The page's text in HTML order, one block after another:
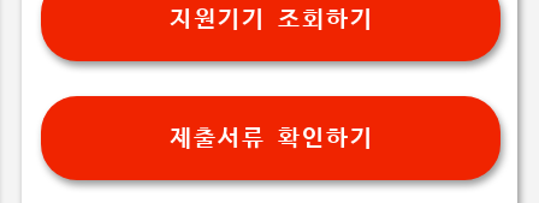
지원기기 조회하기
제출서류 확인하기